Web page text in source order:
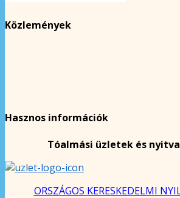
Közlemények
Hasznos információk
Tóalmási üzletek és
ORSZÁGOS KERESKEDELMI